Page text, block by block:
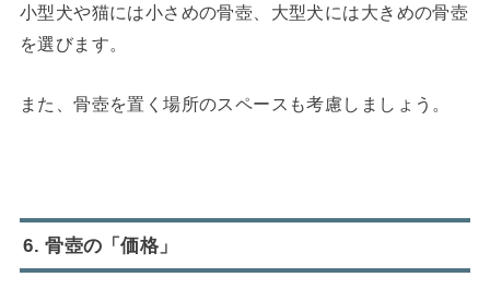
小型犬や猫には小さめの骨壺、大型犬には大きめの骨壺
を選びます。
また、骨壺を置く場所のスペースも考慮しましょう。
6. 骨壺の「価格」